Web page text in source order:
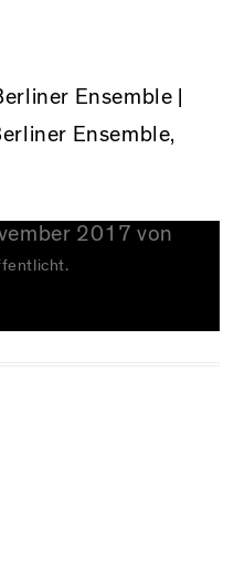
Ensemble |
Ensemble,
2017 von